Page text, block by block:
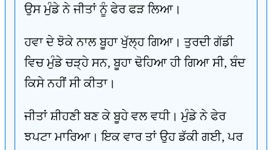
ਉਸ ਮੁੰਡੇ ਨੇ ਜੀਤਾਂ ਨੂੰ ਫੇਰ ਫੜ ਲਿਆ।
ਹਵਾ ਦੇ ਝੋਕੇ ਨਾਲ ਬੂਹਾ ਖੁੱਲ੍ਹ ਗਿਆ। ਤੁਰਦੀ ਗੱਡੀ
ਵਿਚ ਮੁੰਡੇ ਚੜ੍ਹੇ ਸਨ, ਬੂਹਾ ਢੋਹਿਆ ਹੀ ਗਿਆ ਸੀ, ਬੰਦ
ਕਿਸੇ ਨਹੀਂ ਸੀ ਕੀਤਾ।
ਜੀਤਾਂ ਸ਼ੀਹਣੀ ਬਣ ਕੇ ਬੂਹੇ ਵਲ ਵਧੀ। ਮੁੰਡੇ ਨੇ ਫੇਰ
ਝਪਟਾ ਮਾਰਿਆ। ਇਕ ਵਾਰ ਤਾਂ ਉਹ ਡੱਕੀ ਗਈ, ਪਰ